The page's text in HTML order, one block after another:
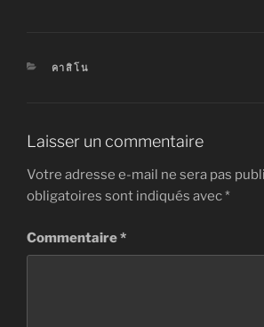
CATÉGORIES
คาสิโน
Laisser un commentaire
Votre adresse e-mail ne sera pas
obligatoires sont indiqués avec*
Commentaire*